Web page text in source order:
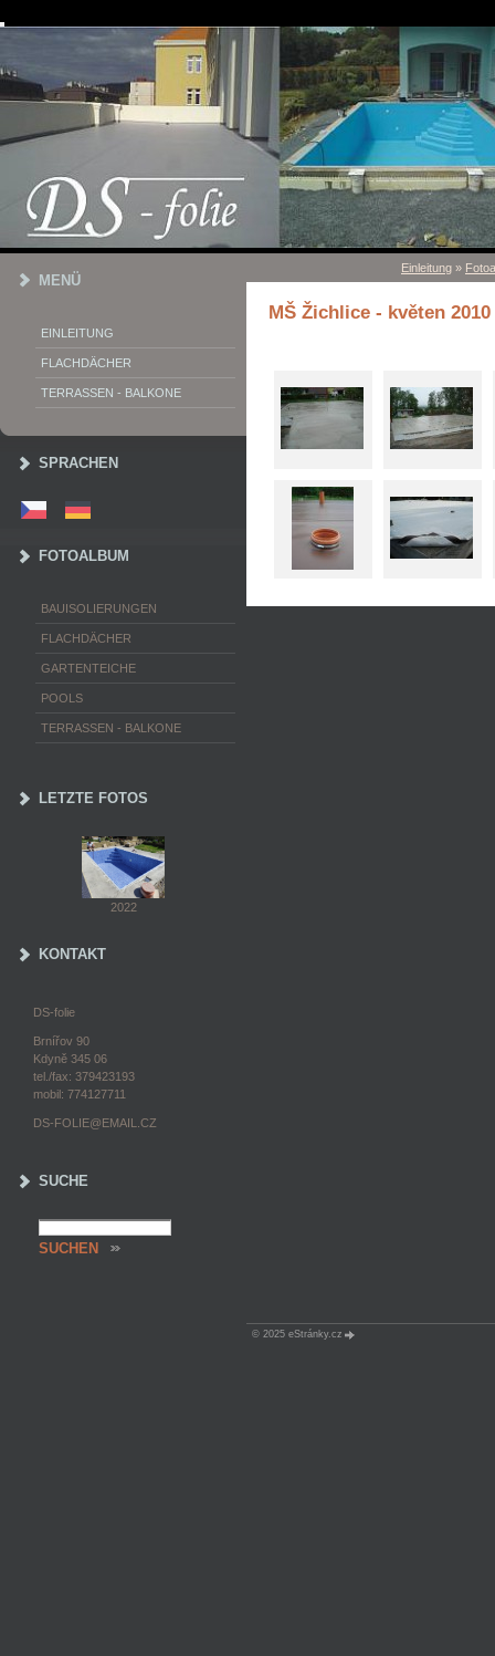
Einleitung »
MŠ Žichlice - květen 2010
MENÜ
EINLEITUNG
FLACHDÄCHER
TERRASSEN - BALKONE
SPRACHEN
FOTOALBUM
BAUISOLIERUNGEN
FLACHDÄCHER
GARTENTEICHE
POOLS
TERRASSEN - BALKONE
LETZTE FOTOS
2022
KONTAKT
DS-folie
Brnířov 90
Kdyně 345 06
tel./fax: 379423193
mobil: 774127711
DS-FOLIE@EMAIL.CZ
SUCHE
© 2025 eStránky.cz